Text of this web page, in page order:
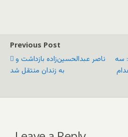
Previous Post
ناصر عبدالحسین‌زاده بازداشت و
به زندان منتقل شد
سه